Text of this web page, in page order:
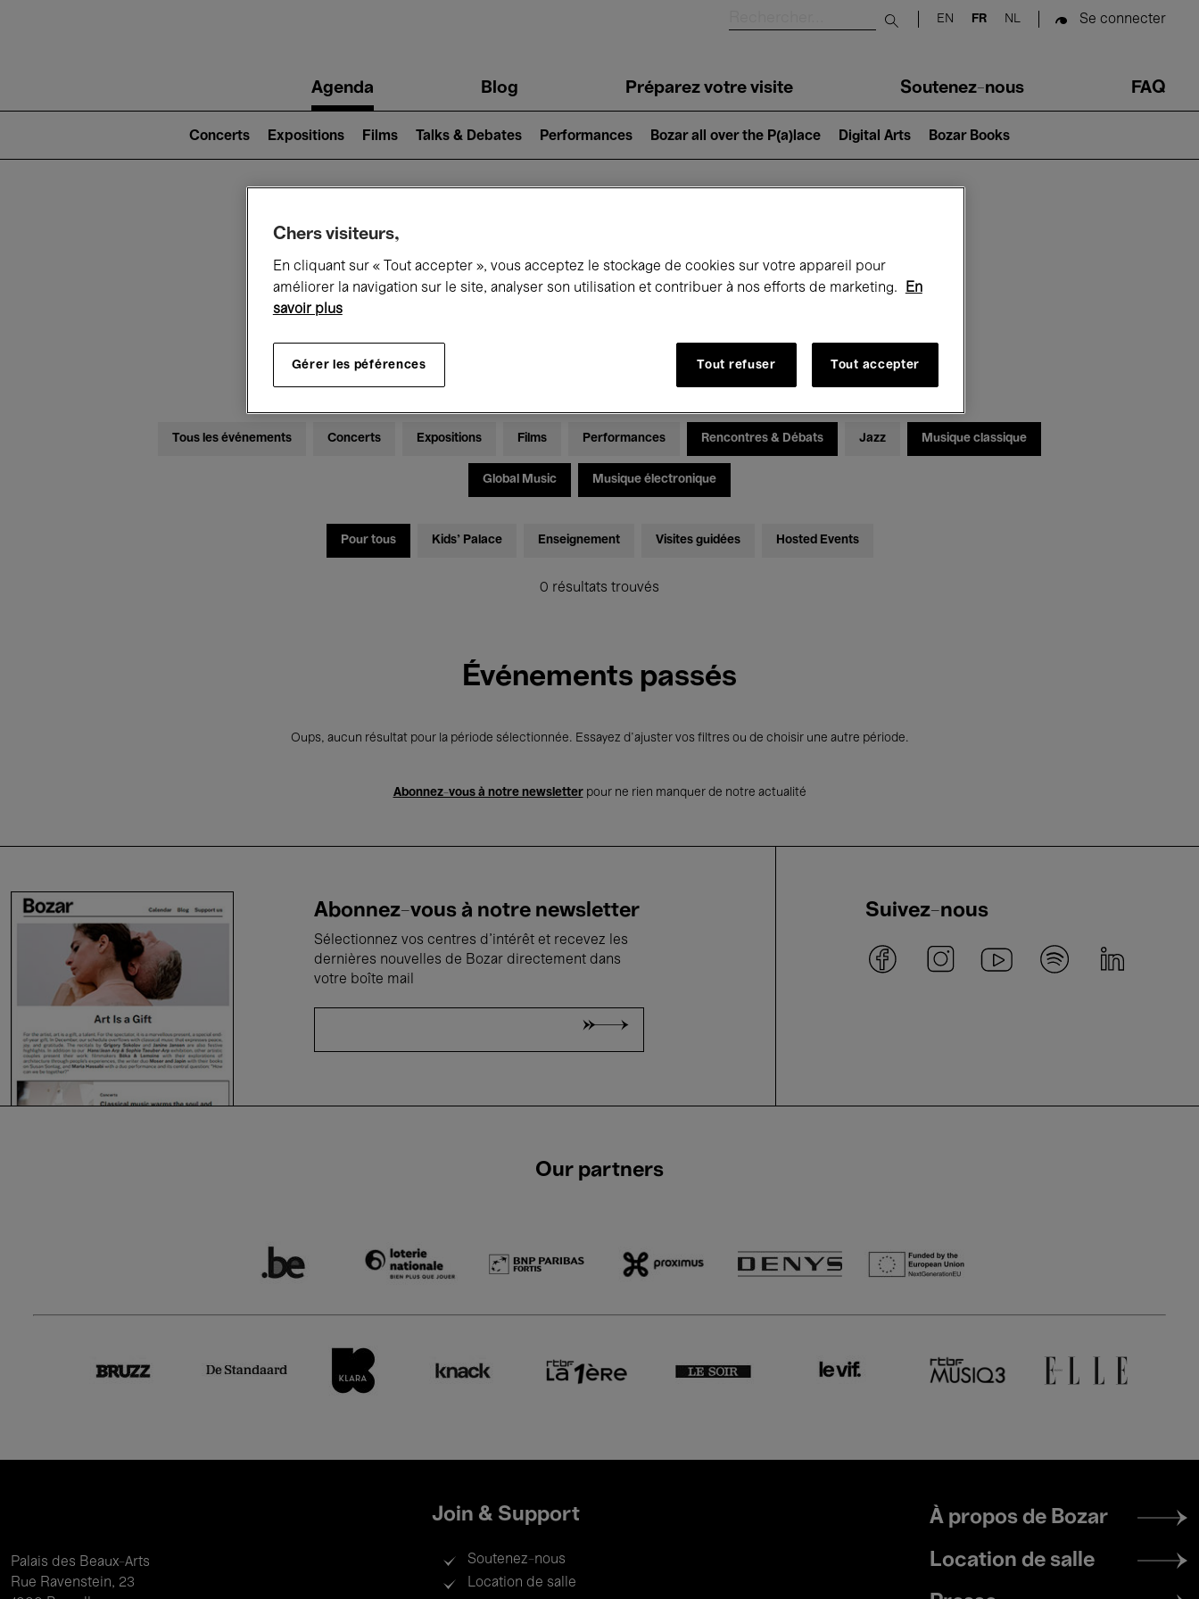
Submit search
EN FR NL Se connecter
navigationAgenda Blog Préparez votre visite Soutenez-nous FAQ
2)
Concerts Expositions Films Talks & Debates Performances Bozar all over the P(a)lace Digital Arts Bozar Books
Ce qui se passe à Bozar
Dimanche 15 Mars 2026
Tous les événements Concerts Expositions Films Performances Rencontres & Débats Jazz Musique classique
Global Music Musique électronique
Pour tous Kids’ Palace Enseignement Visites guidées Hosted Events
0 résultats trouvés
Événements passés
Oups, aucun résultat pour la période sélectionnée. Essayez d’ajuster vos filtres ou de choisir une autre période.
Abonnez-vous à notre newsletterpour ne rien manquer de notre actualité
Abonnez-vous à notre newsletter
Sélectionnez vos centres d'intérêt et recevez les
dernières nouvelles de Bozar directement dans
votre boîte mail
Suivez-nous
Our partners
Palais des Beaux-Arts
Rue Ravenstein, 23
Join & Support
Soutenez-nous
Location de salle
Footer
menu
À propos de Bozar
Location de salle
Chers visiteurs,
En cliquant sur « Tout accepter », vous acceptez le stockage de cookies sur votre appareil pour
améliorer la navigation sur le site, analyser son utilisation et contribuer à nos efforts de marketing.
En
savoir plus
Gérer les péférences Tout refuser Tout accepter